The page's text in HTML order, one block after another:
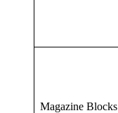
Magazine Blocks